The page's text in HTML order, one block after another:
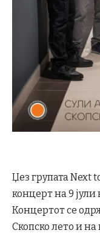
Џез групата Next
концерт на 9 јули
Концертот се
Скопско лето и